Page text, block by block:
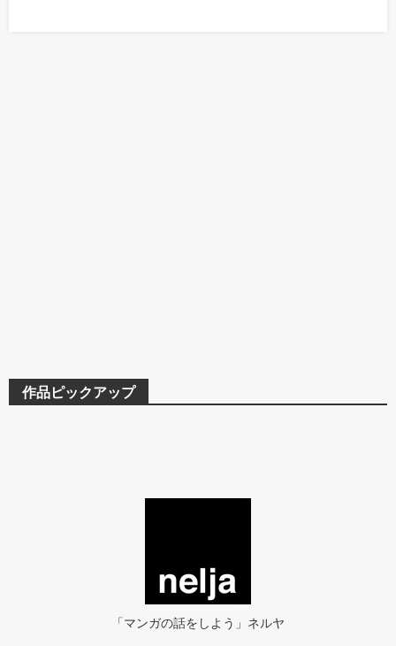
作品ピックアップ
「マンガの話をしよう」ネルヤ